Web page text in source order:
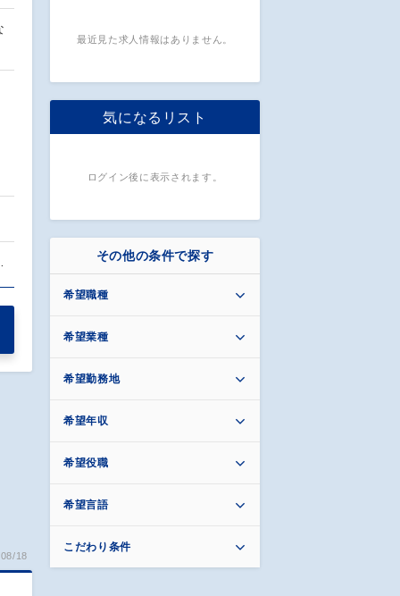
18
最近見た求人情報はありません。
気になるリスト
ログイン後に表示されます。
その他の条件で探す
希望職種
希望業種
希望勤務地
希望年収
希望役職
希望言語
こだわり条件